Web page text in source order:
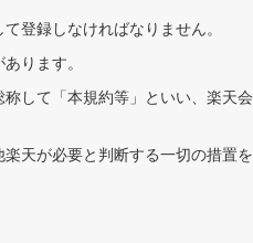
登録しなければなりません。
ります。
して「本規約等」といい、楽天会
天が必要と判断する一切の措置を